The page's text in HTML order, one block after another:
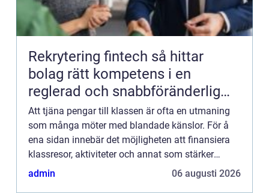
Rekrytering fintech så hittar
bolag rätt kompetens i en
reglerad och snabbföränderlig
bransch
Att tjäna pengar till klassen är ofta en utmaning
som många möter med blandade känslor. För å
ena sidan innebär det möjligheten att finansiera
klassresor, aktiviteter och annat som stärker
sammanh&a...
admin 06 augusti 2026